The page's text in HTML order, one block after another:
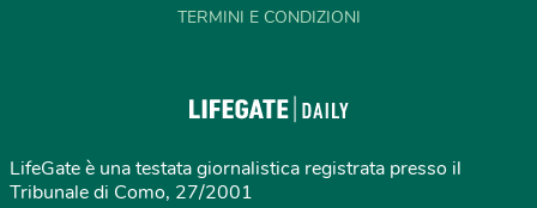
TERMINI E CONDIZIONI
LifeGate è una testata giornalistica registrata presso il
Tribunale di Como, 27/2001